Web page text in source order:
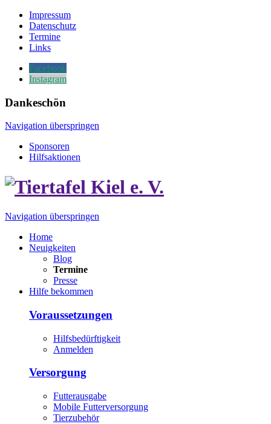
Impressum
Datenschutz
Termine
Links
Facebook
Instagram
Dankeschön
Navigation überspringen
Sponsoren
Hilfsaktionen
Navigation überspringen
Home
Neuigkeiten
Blog
Termine
Presse
Hilfe bekommen
Voraussetzungen
Hilfsbedürftigkeit
Anmelden
Versorgung
Futterausgabe
Mobile Futterversorgung
Tierzubehör